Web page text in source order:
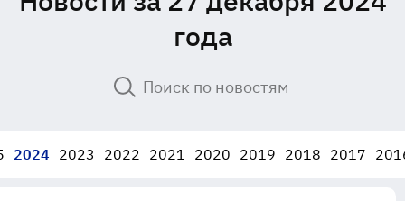
года
2024 2023 2022 2021 2020 2019 2018 2017